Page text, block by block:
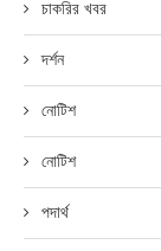
চাকরির খবর
দর্শন
নোটিশ
নোটিশ
পদার্থ